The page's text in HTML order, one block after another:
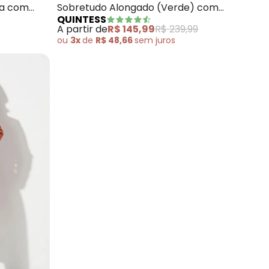
com
Sobretudo Alongado (Verde) com
Faixa e Botões
QUINTESS
A partir deR$ 145,99R$ 239,99
ou 3xde R$ 48,66sem juros